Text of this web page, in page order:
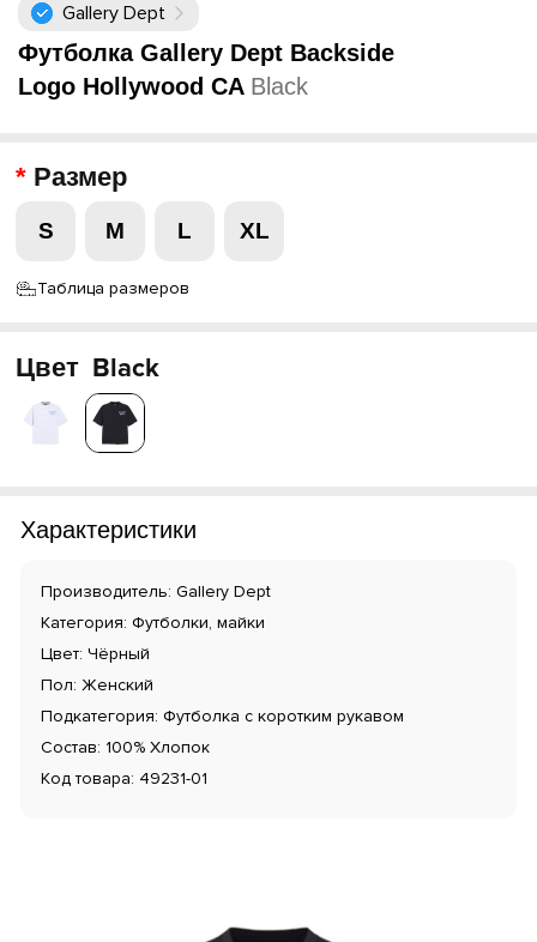
Gallery Dept
Футболка Gallery Dept Backside
Logo Hollywood CA Black
Размер
S M L XL
Таблица размеров
Цвет Black
Характеристики
Производитель: Gallery Dept
Категория: Футболки, майки
Цвет: Чёрный
Пол: Женский
Подкатегория: Футболка с коротким рукавом
Состав: 100% Хлопок
Код товара: 49231-01